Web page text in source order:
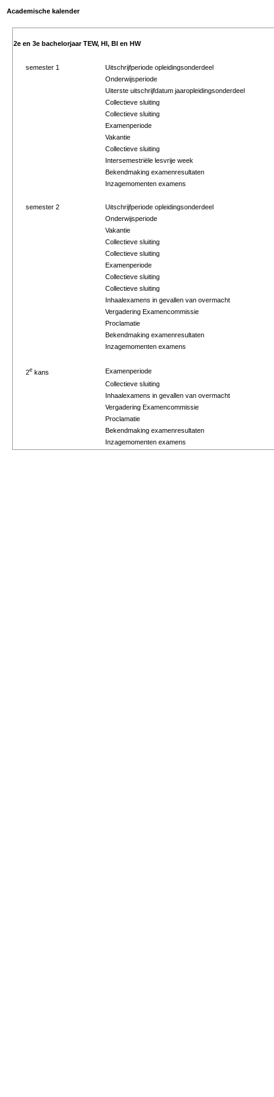
Academische kalender
2e en 3e bachelorjaar TEW, HI, BI en HW
semester 1
Uitschrijfperiode opleidingsonderdeel
Onderwijsperiode
Uiterste uitschrijfdatum jaaropleidingsonderdeel
Collectieve sluiting
Collectieve sluiting
Examenperiode
Vakantie
Collectieve sluiting
Intersemestriële lesvrije week
Bekendmaking examenresultaten
Inzagemomenten examens
semester 2
Uitschrijfperiode opleidingsonderdeel
Onderwijsperiode
Vakantie
Collectieve sluiting
Collectieve sluiting
Examenperiode
Collectieve sluiting
Collectieve sluiting
Inhaalexamens in gevallen van overmacht
Vergadering Examencommissie
Proclamatie
Bekendmaking examenresultaten
Inzagemomenten examens
2e kans
Examenperiode
Collectieve sluiting
Inhaalexamens in gevallen van overmacht
Vergadering Examencommissie
Proclamatie
Bekendmaking examenresultaten
Inzagemomenten examens